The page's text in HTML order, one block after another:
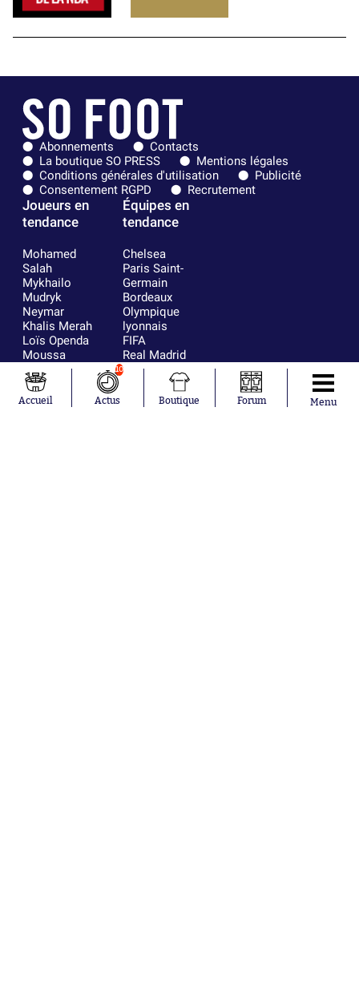
Abonnements
Contacts
La boutique SO PRESS
Mentions légales
Conditions générales d'utilisation
Publicité
Consentement RGPD
Recrutement
Joueurs en
tendance
Mohamed
Salah
Mykhailo
Mudryk
Neymar
Khalis Merah
Loïs Openda
Moussa
Niakhaté
Nicolás
Tagliafico
Équipes en
tendance
Chelsea
Paris Saint-
Germain
Bordeaux
Olympique
lyonnais
FIFA
Real Madrid
RC Strasbourg
AC Milan
Accueil
10
Actus Boutique Forum Menu